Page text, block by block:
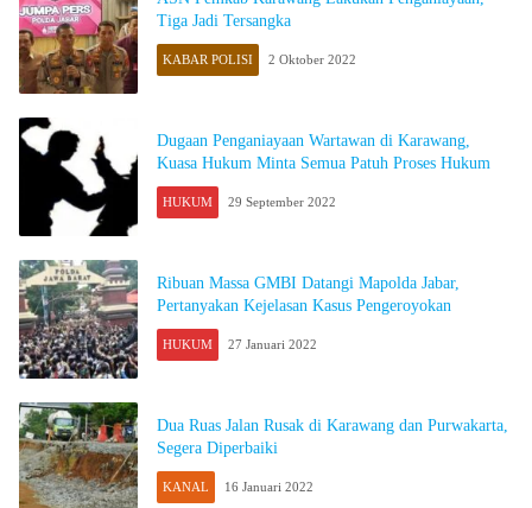
Tiga Jadi Tersangka
KABAR POLISI 2 Oktober 2022
Dugaan Penganiayaan Wartawan di Karawang,
Kuasa Hukum Minta Semua Patuh Proses Hukum
HUKUM 29 September 2022
Ribuan Massa GMBI Datangi Mapolda Jabar,
Pertanyakan Kejelasan Kasus Pengeroyokan
HUKUM 27 Januari 2022
Dua Ruas Jalan Rusak di Karawang dan Purwakarta,
Segera Diperbaiki
KANAL 16 Januari 2022